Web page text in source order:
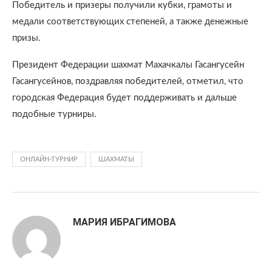
Победитель и призеры получили кубки, грамоты и
медали соответствующих степеней, а также денежные
призы.
Президент Федерации шахмат Махачкалы Гасангусейн
Гасангусейнов, поздравляя победителей, отметил, что
городская Федерация будет поддерживать и дальше
подобные турниры.
ОНЛАЙН-ТУРНИР ШАХМАТЫ
МАРИЯ ИБРАГИМОВА